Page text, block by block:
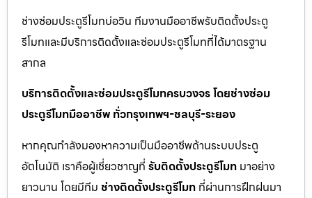
ช่างซ่อมประตูรีโมทบ่อวิน ทีมงานมืออาชีพรับติดตั้งประตู
รีโมทและมีบริการติดตั้งและซ่อมประตูรีโมทที่ได้มาตรฐาน
สากล
บริการติดตั้งและซ่อมประตูรีโมทครบวงจร โดยช่างซ่อม
ประตูรีโมทมืออาชีพ ทั่วกรุงเทพฯ-ชลบุรี-ระยอง
หากคุณกำลังมองหาความเป็นมืออาชีพด้านระบบประตู
อัตโนมัติ เราคือผู้เชี่ยวชาญที่ รับติดตั้งประตูรีโมท มาอย่าง
ยาวนาน โดยมีทีม ช่างติดตั้งประตูรีโมท ที่ผ่านการฝึกฝนมา